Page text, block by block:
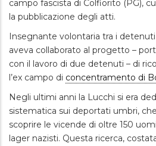
campo fascista di Colfiorito (PG),
la pubblicazione degli atti.
Insegnante volontaria tra i
aveva collaborato al progetto –
con il lavoro di due detenuti – di
l’ex campo di concentramento di
Negli ultimi anni la Lucchi si era
sistematica sui deportati umbri,
scoprire le vicende di oltre 150
lager nazisti. Questa ricerca,